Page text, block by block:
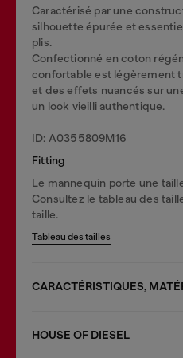
Caractérisé par une
silhouette épurée et
plis.
Confectionné en coton
confortable est légèrement
et des effets nuancés sur
un look vieilli authentique.
ID: A0355809M16
Fitting
Le mannequin porte une
Consultez le tableau des
taille.
Tableau des tailles
CARACTÉRISTIQUES,
HOUSE OF DIESEL